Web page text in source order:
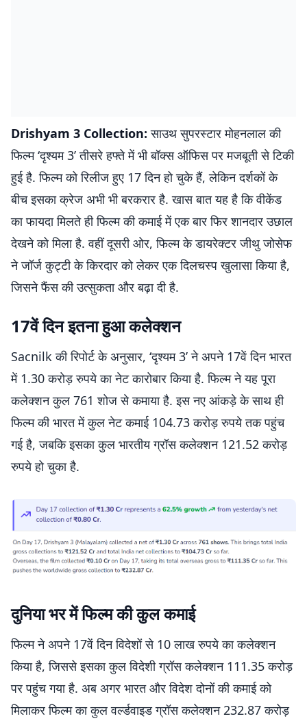
Drishyam 3 Collection:साउथ सुपरस्टार मोहनलाल की
फिल्म ‘दृश्यम 3’ तीसरे हफ्ते में भी बॉक्स ऑफिस पर मजबूती से टिकी
हुई है. फिल्म को रिलीज हुए 17 दिन हो चुके हैं, लेकिन दर्शकों के
बीच इसका क्रेज अभी भी बरकरार है. खास बात यह है कि वीकेंड
का फायदा मिलते ही फिल्म की कमाई में एक बार फिर शानदार उछाल
देखने को मिला है. वहीं दूसरी ओर, फिल्म के डायरेक्टर जीथु जोसेफ
ने जॉर्ज कुट्टी के किरदार को लेकर एक दिलचस्प खुलासा किया है,
जिसने फैंस की उत्सुकता और बढ़ा दी है.
17वें दिन इतना हुआ कलेक्शन
Sacnilk की रिपोर्ट के अनुसार, ‘दृश्यम 3’ ने अपने 17वें दिन भारत
में 1.30 करोड़ रुपये का नेट कारोबार किया है. फिल्म ने यह पूरा
कलेक्शन कुल 761 शोज से कमाया है. इस नए आंकड़े के साथ ही
फिल्म की भारत में कुल नेट कमाई 104.73 करोड़ रुपये तक पहुंच
गई है, जबकि इसका कुल भारतीय ग्रॉस कलेक्शन 121.52 करोड़
रुपये हो चुका है.
दुनिया भर में फिल्म की कुल कमाई
फिल्म ने अपने 17वें दिन विदेशों से 10 लाख रुपये का कलेक्शन
किया है, जिससे इसका कुल विदेशी ग्रॉस कलेक्शन 111.35 करोड़
पर पहुंच गया है. अब अगर भारत और विदेश दोनों की कमाई को
मिलाकर फिल्म का कुल वर्ल्डवाइड ग्रॉस कलेक्शन 232.87 करोड़